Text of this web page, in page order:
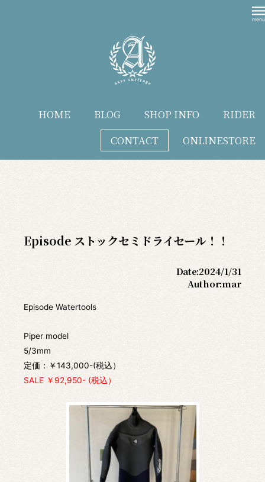
HOME BLOG SHOP INFO
RIDER
CONTACT
ONLINESTORE
Episode ストックセミドライセール！！
Date:2024/1/31
Author:mar
Episode Watertools
Piper model
5/3mm
定価：￥143,000-(税込）
SALE ￥92,950- (税込）